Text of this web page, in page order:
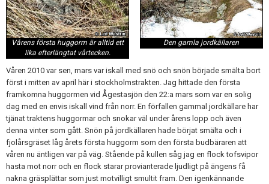
Vårens första huggorm är alltid ett
lika efterlängtat vårtecken.
Den gamla jordkällaren
Våren 2010 var sen, mars var iskall med snö och snön började smälta bort
först i mitten av april här i stockholmstrakten. Jag hittade den första
framkomna huggormen vid Ågestasjön den 22:a mars som var en solig
dag med en envis iskall vind från norr. En förfallen gammal jordkällare har
tjänat traktens huggormar och snokar väl under årens lopp och även
denna vinter som gått. Snön på jordkällaren hade börjat smälta och i
fjolårsgräset låg årets första huggorm som den första budbäraren att
våren nu äntligen var på väg. Stående på kullen såg jag en flock tofsvipor
hasta mot norr och en flock starar provianterade ljudligt på ängens få
nakna gräsplättar som just motvilligt smultit fram. Den igenkännande